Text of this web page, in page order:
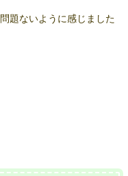
題ないように感じました